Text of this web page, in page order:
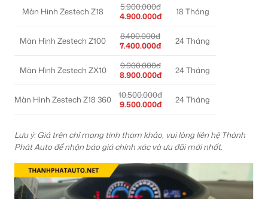
Màn Hình Zestech Z18
5.900.000đ
4.900.000đ
18 Tháng
Màn Hình Zestech Z100
8.400.000đ
7.400.000đ
24 Tháng
Màn Hình Zestech ZX10
9.900.000đ
8.900.000đ
24 Tháng
Màn Hình Zestech Z18 360
10.500.000đ
9.500.000đ
24 Tháng
Lưu ý: Giá trên chỉ mang tính tham khảo, vui lòng liên hệ Thành
Phát Auto để nhận báo giá chính xác và ưu đãi mới nhất.